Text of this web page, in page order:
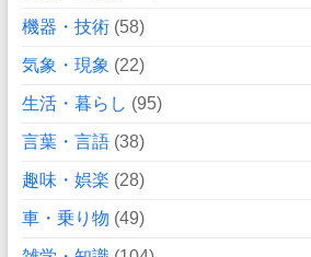
機器・技術(58)
気象・現象 (22)
生活・暮らし (95)
言葉・言語(38)
趣味・娯楽 (28)
車・乗り物 (49)